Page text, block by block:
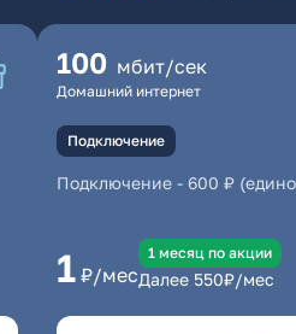
100 мбит/сек
Домашний интернет
Подключение
Подключение - 600 ₽
1 ₽/мес
1 месяц по акции
Далее 550₽/мес